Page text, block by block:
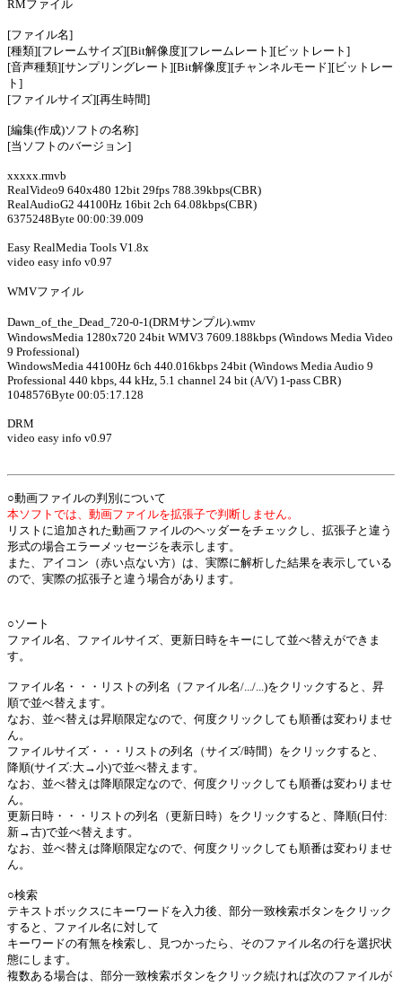
RMファイル
[ファイル名]
[種類][フレームサイズ][Bit解像度][フレームレート][ビットレート]
[音声種類][サンプリングレート][Bit解像度][チャンネルモード][ビットレー
ト]
[ファイルサイズ][再生時間]
[編集(作成)ソフトの名称]
[当ソフトのバージョン]
xxxxx.rmvb
RealVideo9 640x480 12bit 29fps 788.39kbps(CBR)
RealAudioG2 44100Hz 16bit 2ch 64.08kbps(CBR)
6375248Byte 00:00:39.009
Easy RealMedia Tools V1.8x
video easy info v0.97
WMVファイル
Dawn_of_the_Dead_720-0-1(DRMサンプル).wmv
WindowsMedia 1280x720 24bit WMV3 7609.188kbps (Windows Media Video
9 Professional)
WindowsMedia 44100Hz 6ch 440.016kbps 24bit (Windows Media Audio 9
Professional 440 kbps, 44 kHz, 5.1 channel 24 bit (A/V) 1-pass CBR)
1048576Byte 00:05:17.128
DRM
video easy info v0.97
○動画ファイルの判別について
本ソフトでは、動画ファイルを拡張子で判断しません。
リストに追加された動画ファイルのヘッダーをチェックし、拡張子と違う
形式の場合エラーメッセージを表示します。
また、アイコン（赤い点ない方）は、実際に解析した結果を表示している
ので、実際の拡張子と違う場合があります。
○ソート
ファイル名、ファイルサイズ、更新日時をキーにして並べ替えができま
す。
ファイル名・・・リストの列名（ファイル名/.../...)をクリックすると、昇
順で並べ替えます。
なお、並べ替えは昇順限定なので、何度クリックしても順番は変わりませ
ん。
ファイルサイズ・・・リストの列名（サイズ/時間）をクリックすると、
降順(サイズ:大→小)で並べ替えます。
なお、並べ替えは降順限定なので、何度クリックしても順番は変わりませ
ん。
更新日時・・・リストの列名（更新日時）をクリックすると、降順(日付:
新→古)で並べ替えます。
なお、並べ替えは降順限定なので、何度クリックしても順番は変わりませ
ん。
○検索
テキストボックスにキーワードを入力後、部分一致検索ボタンをクリック
すると、ファイル名に対して
キーワードの有無を検索し、見つかったら、そのファイル名の行を選択状
態にします。
複数ある場合は、部分一致検索ボタンをクリック続ければ次のファイルが